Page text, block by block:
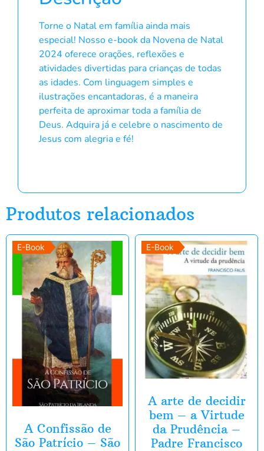
Torne o Natal em família ainda mais
especial! Nosso e-book da Novena de Natal
2024 oferece orações, reflexões e
atividades divertidas para crianças de todas
as idades. Com linguagem simples e
ilustrações encantadoras, é a maneira
perfeita de aproximar toda a família de
Deus. Adquira já e celebre o nascimento de
Jesus com alegria e fé!
Produtos relacionados
E-Book
A Confissão de
São Patrício – São
E-Book
A arte de decidir
bem – a Virtude
da Prudência –
Padre Francisco